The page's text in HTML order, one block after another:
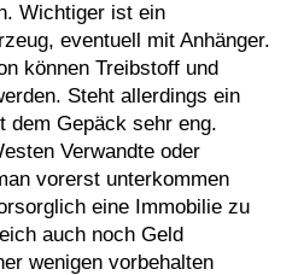
Wichtiger ist ein
eventuell mit Anhänger.
können Treibstoff und
Steht allerdings ein
dem Gepäck sehr eng.
Verwandte oder
vorerst unterkommen
eine Immobilie zu
auch noch Geld
wenigen vorbehalten